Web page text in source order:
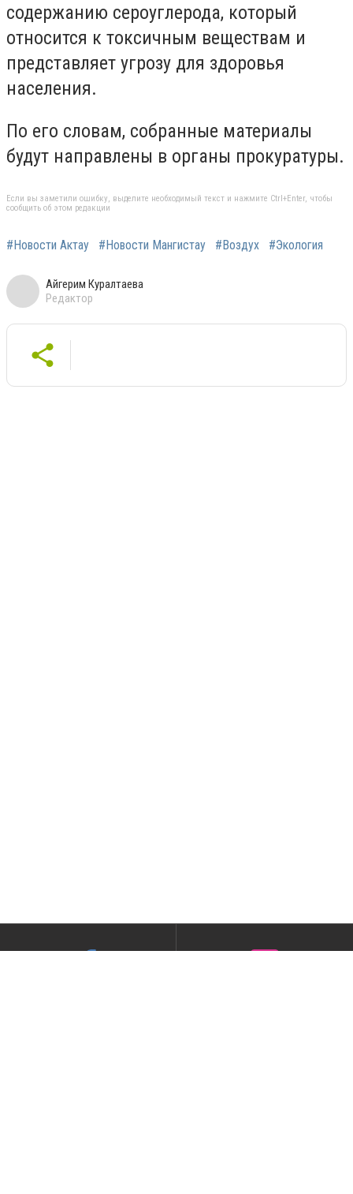
содержанию сероуглерода, который
относится к токсичным веществам и
представляет угрозу для здоровья
населения.
По его словам, собранные материалы
будут направлены в органы прокуратуры.
Если вы заметили ошибку, выделите необходимый текст и нажмите Ctrl+Enter, чтобы
сообщить об этом редакции
#Новости Актау #Новости Мангистау #Воздух #Экология
Айгерим Куралтаева
Редактор